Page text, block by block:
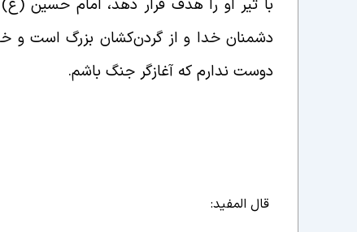
با تیر او را هدف قرار دهد، امام حسین
دشمنان خدا و از گردن‌کشان بزرگ است و
دوست ندارم که آغازگر جنگ باشم.
قال المفید: